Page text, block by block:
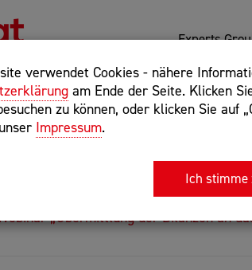
verwendet Cookies - nähere
am Ende der Seite. Klicken
zu können, oder klicken Sie auf
Impressum.
Ich stimme
Experts
Suchparameter: Begriff
Suchbegriff: "internet of things"
„Übermittlung der Bilanzen an